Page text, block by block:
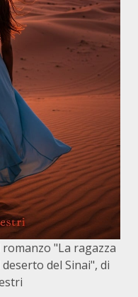
"La ragazza
del Sinai", di